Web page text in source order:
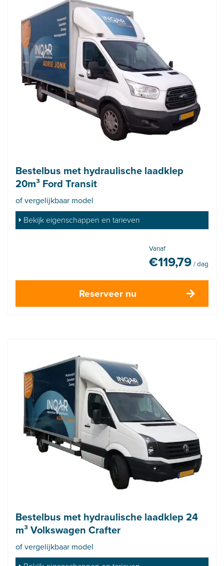
Bestelbus met hydraulische laadklep
20m³ Ford Transit
of vergelijkbaar model
Bekijk eigenschappen en tarieven
Vanaf
€119,79 / dag
Reserveer nu
Bestelbus met hydraulische laadklep 24
m³ Volkswagen Crafter
of vergelijkbaar model